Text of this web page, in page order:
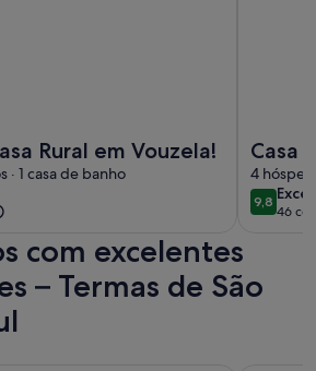
Rural em Vouzela!
· 1 casa de banho
Casa
Paiva
4
9,89,8 de
46
(46
com excelentes
– Termas de São